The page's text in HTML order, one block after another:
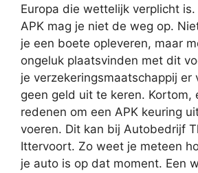
Europa die wettelijk verplicht
APK mag je niet de weg op.
je een boete opleveren, maar
ongeluk plaatsvinden met dit
je verzekeringsmaatschappij er
geen geld uit te keren. Kortom,
redenen om een APK keuring
voeren. Dit kan bij Autobedrijf
Ittervoort. Zo weet je meteen
je auto is op dat moment. Een